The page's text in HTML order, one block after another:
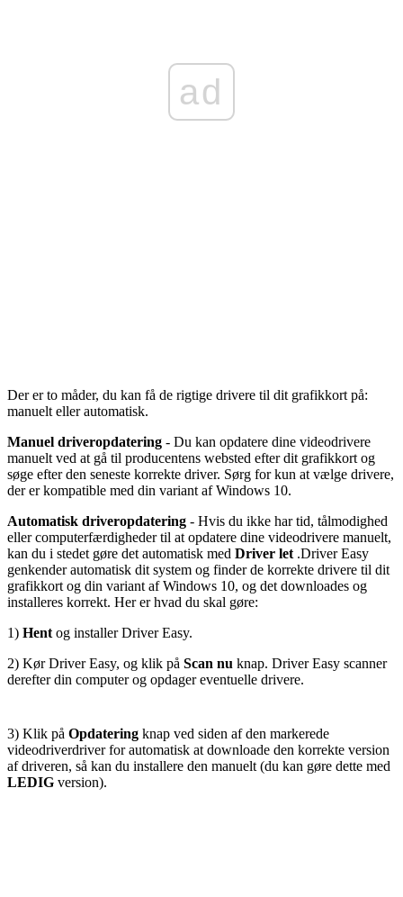
ad
Der er to måder, du kan få de rigtige drivere til dit grafikkort på:
manuelt eller automatisk.
Manuel driveropdatering - Du kan opdatere dine videodrivere
manuelt ved at gå til producentens websted efter dit grafikkort og
søge efter den seneste korrekte driver. Sørg for kun at vælge drivere,
der er kompatible med din variant af Windows 10.
Automatisk driveropdatering - Hvis du ikke har tid, tålmodighed
eller computerfærdigheder til at opdatere dine videodrivere manuelt,
kan du i stedet gøre det automatisk med Driver let .Driver Easy
genkender automatisk dit system og finder de korrekte drivere til dit
grafikkort og din variant af Windows 10, og det downloades og
installeres korrekt. Her er hvad du skal gøre:
1) Hentog installer Driver Easy.
2) Kør Driver Easy, og klik på Scan nu knap. Driver Easy scanner
derefter din computer og opdager eventuelle drivere.
3) Klik på Opdatering knap ved siden af ​​den markerede
videodriverdriver for automatisk at downloade den korrekte version
af driveren, så kan du installere den manuelt (du kan gøre dette med
LEDIG version).